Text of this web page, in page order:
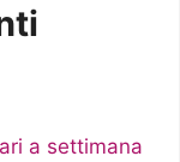
a settimana